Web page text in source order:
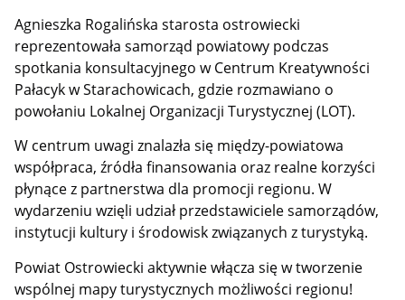
Agnieszka Rogalińska starosta ostrowiecki
reprezentowała samorząd powiatowy podczas
spotkania konsultacyjnego w Centrum Kreatywności
Pałacyk w Starachowicach, gdzie rozmawiano o
powołaniu Lokalnej Organizacji Turystycznej (LOT).
W centrum uwagi znalazła się między-powiatowa
współpraca, źródła finansowania oraz realne korzyści
płynące z partnerstwa dla promocji regionu. W
wydarzeniu wzięli udział przedstawiciele samorządów,
instytucji kultury i środowisk związanych z turystyką.
Powiat Ostrowiecki aktywnie włącza się w tworzenie
wspólnej mapy turystycznych możliwości regionu!